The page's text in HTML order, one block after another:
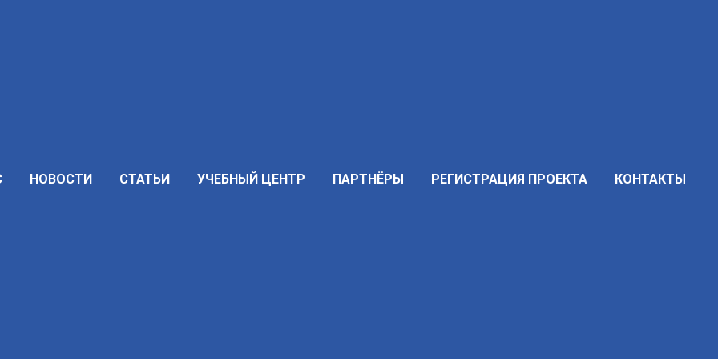
НОВОСТИ СТАТЬИ УЧЕБНЫЙ ЦЕНТР ПАРТНЁРЫ РЕГИСТРАЦИЯ ПРОЕКТА КОНТАКТЫ